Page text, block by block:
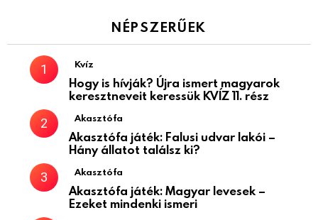
NÉPSZERŰEK
Kvíz
Hogy is hívják? Újra ismert magyarok
keresztneveit keressük KVÍZ 11. rész
Akasztófa
Akasztófa játék: Falusi udvar lakói –
Hány állatot találsz ki?
Akasztófa
Akasztófa játék: Magyar levesek –
Ezeket mindenki ismeri